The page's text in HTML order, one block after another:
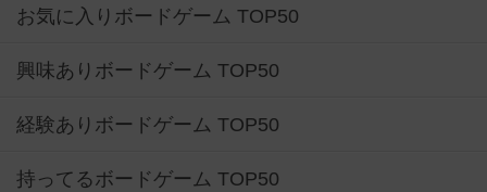
お気に入りボードゲーム TOP50
興味ありボードゲーム TOP50
経験ありボードゲーム TOP50
持ってるボードゲーム TOP50